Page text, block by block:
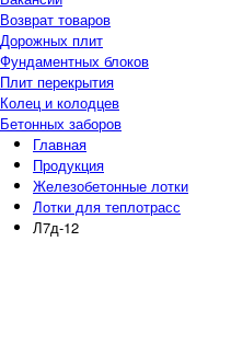
Возврат товаров
Дорожных плит
Фундаментных блоков
Плит перекрытия
Колец и колодцев
Бетонных заборов
Главная
Продукция
Железобетонные лотки
Лотки для теплотрасс
Л7д-12